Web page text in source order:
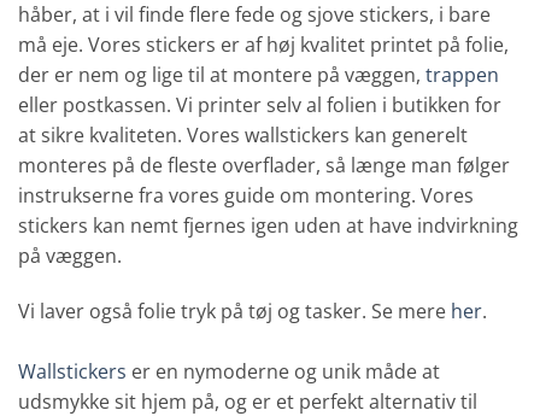
håber, at i vil finde flere fede og sjove stickers, i bare
må eje. Vores stickers er af høj kvalitet printet på folie,
der er nem og lige til at montere på væggen, trappen
eller postkassen. Vi printer selv al folien i butikken for
at sikre kvaliteten. Vores wallstickers kan generelt
monteres på de fleste overflader, så længe man følger
instrukserne fra vores guide om montering. Vores
stickers kan nemt fjernes igen uden at have indvirkning
på væggen.
Vi laver også folie tryk på tøj og tasker. Se mere her.
Wallstickers er en nymoderne og unik måde at
udsmykke sit hjem på, og er et perfekt alternativ til